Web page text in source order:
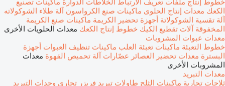
خطوط إنتاج ملفات تعريف الارتباط الخلاطات الدوارة ماكينات تصنيع
الكعك معدات إنتاج الحلوى ماكينات صنع الكرواسون آلة طلاء الشوكولاته
آلة تقسية الشوكولاتة أجهزة تحضير الكريمة ماكينات صنع الكريمة
المخفوقة آلات تقطيع الكيك خطوط إنتاج الكعك معدات الحلويات الأخرى
معدات عبوات المشروبات
خطوط التعبئة ماكينات تعبئة العلب ماكينات تنظيف العبوات أجهزة
البسترة معدات تحضير العصائر عصّارات آلة تحميص القهوة معدات
المشروبات الأخرى
معدات التبريد
ثلاجات تجارية ماكينات الثلج طاولات تبريد فريزر تجاري وحدات التبريد